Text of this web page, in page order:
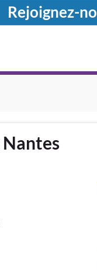
Rejoignez-